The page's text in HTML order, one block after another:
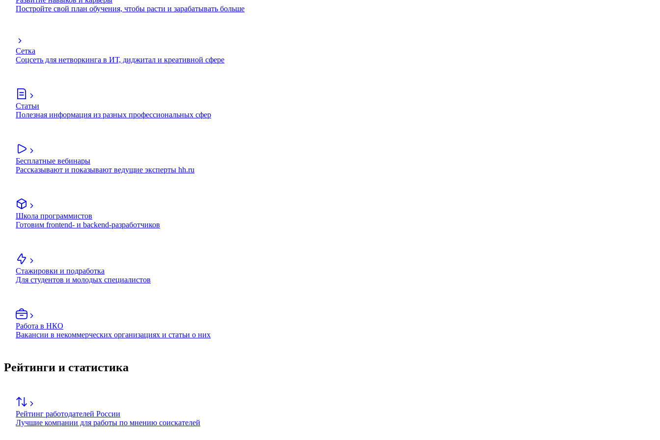
Постройте свой план обучения, чтобы расти и зарабатывать больше
Сетка
Соцсеть для нетворкинга в ИТ, диджитал и креативной сфере
Статьи
Полезная информация из разных профессиональных сфер
Бесплатные вебинары
Рассказывают и показывают ведущие эксперты hh.ru
Школа программистов
Готовим frontend- и backend-разработчиков
Стажировки и подработка
Для студентов и молодых специалистов
Работа в НКО
Вакансии в некоммерческих организациях и статьи о них
Рейтинги и статистика
Рейтинг работодателей России
Лучшие компании для работы по мнению соискателей